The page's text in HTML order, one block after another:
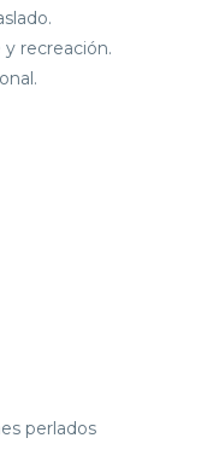
y recreación.
perlados